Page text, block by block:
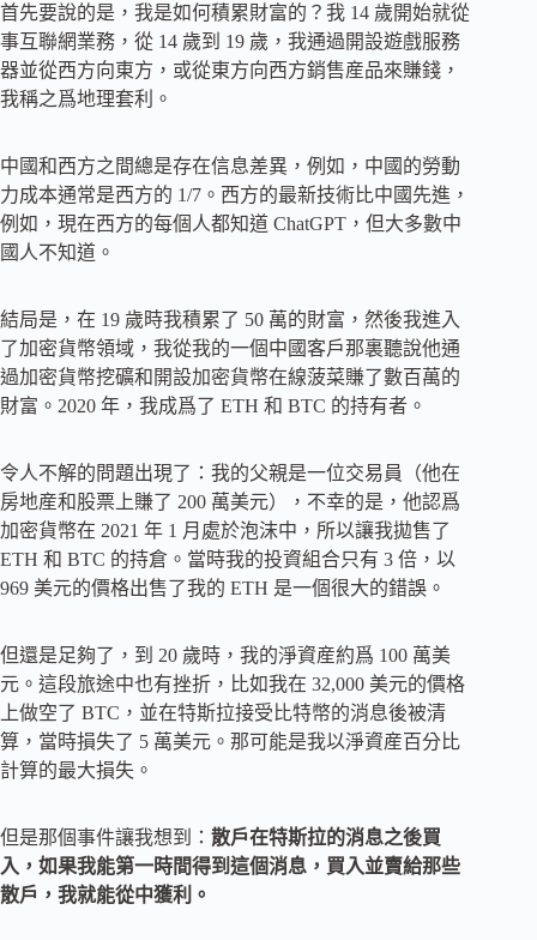
首先要說的是，我是如何積累財富的？我 14 歲開始就從
事互聯網業務，從 14 歲到 19 歲，我通過開設遊戲服務
器並從西方向東方，或從東方向西方銷售産品來賺錢，
我稱之爲地理套利。
中國和西方之間總是存在信息差異，例如，中國的勞動
力成本通常是西方的 1/7。西方的最新技術比中國先進，
例如，現在西方的每個人都知道 ChatGPT，但大多數中
國人不知道。
結局是，在 19 歲時我積累了 50 萬的財富，然後我進入
了加密貨幣領域，我從我的一個中國客戶那裏聽說他通
過加密貨幣挖礦和開設加密貨幣在線菠菜賺了數百萬的
財富。2020 年，我成爲了 ETH 和 BTC 的持有者。
令人不解的問題出現了：我的父親是一位交易員（他在
房地産和股票上賺了 200 萬美元），不幸的是，他認爲
加密貨幣在 2021 年 1 月處於泡沫中，所以讓我拋售了
ETH 和 BTC 的持倉。當時我的投資組合只有 3 倍，以
969 美元的價格出售了我的 ETH 是一個很大的錯誤。
但還是足夠了，到 20 歲時，我的淨資産約爲 100 萬美
元。這段旅途中也有挫折，比如我在 32,000 美元的價格
上做空了 BTC，並在特斯拉接受比特幣的消息後被清
算，當時損失了 5 萬美元。那可能是我以淨資産百分比
計算的最大損失。
但是那個事件讓我想到： 散戶在特斯拉的消息之後買
入，如果我能第一時間得到這個消息，買入並賣給那些
散戶，我就能從中獲利。